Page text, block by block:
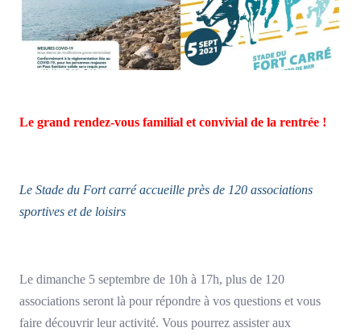
Le grand rendez-vous familial et convivial de la rentrée !
Le Stade du Fort carré accueille près de 120 associations
sportives et de loisirs
Le dimanche 5 septembre de 10h à 17h, plus de 120
associations seront là pour répondre à vos questions et vous
faire découvrir leur activité. Vous pourrez assister aux